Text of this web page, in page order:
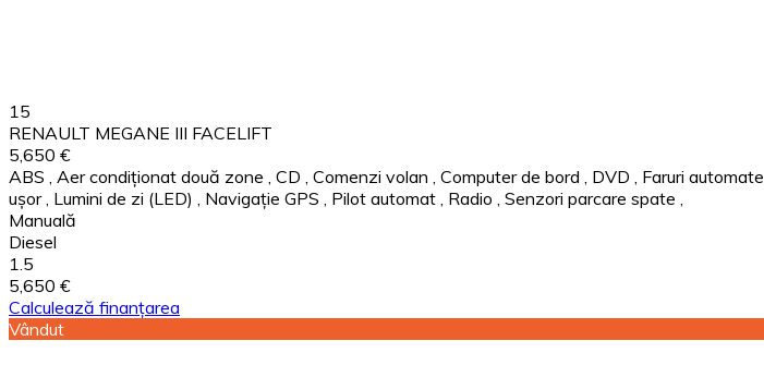
15
RENAULT MEGANE III FACELIFT
5,650 €
ABS
Aer condiționat două zone CD Comenzi volan Computer de bord DVD Faruri automate
ușor Lumini de zi (LED) Navigație GPS Pilot automat Radio Senzori parcare spate
Manuală
Diesel
1.5
5,650 €
Calculează finanțarea
Vândut